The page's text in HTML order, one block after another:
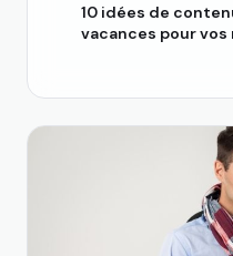
10 idées de
vacances pour